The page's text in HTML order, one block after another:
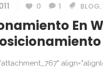
0 1 BLOG,
En